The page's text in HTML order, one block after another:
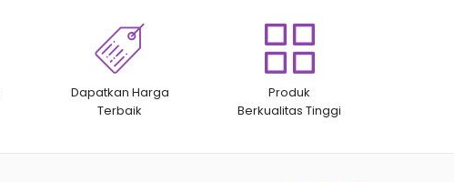
Dapatkan Harga
Terbaik
Produk
Berkualitas Tinggi